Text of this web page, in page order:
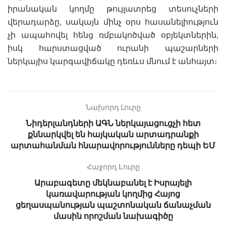
իրանական կողմը թույլատրեց տեսուչների
վերադարձը, սակայն մինչ օրս հասանելիություն
չի ապահովել հենց ռմբակոծված օբյեկտներին,
իսկ հարստացված ուրանի պաշարների
ներկայիս կարգավիճակը դեռևս մնում է անհայտ։
Նախորդ Լուրը
Նիդերլանդների ԱԳՆ ներկայացուցչի հետ
քննարկվել են հայկական արտադրանքի
արտահանման հնարավորությունները դեպի ԵՄ
Հաջորդ Lուրը
Արաբագետը մեկնաբանել է Իսրայելի
կառավարության կողմից Հայոց
ցեղասպանության պաշտոնական ճանաչման
մասին որոշման նախագիծը